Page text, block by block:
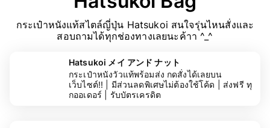
กระเป๋าหนังแท้สไตล์ญี่ปุ่น Hatsukoi สนใจรุ่นไหนสั่งและ
สอบถามได้ทุกช่องทางเลยนะค้าา ^_^
Hatsukoi メイ アンド ナット
กระเป๋าหนังวัวแท้พร้อมส่ง กดสั่งได้เลยบน
เว็บไซต์!! | มีส่วนลดพิเศษไม่ต้องใช้โค้ด | ส่งฟรี ทุ
กออเดอร์ | รับบัตรเครดิต